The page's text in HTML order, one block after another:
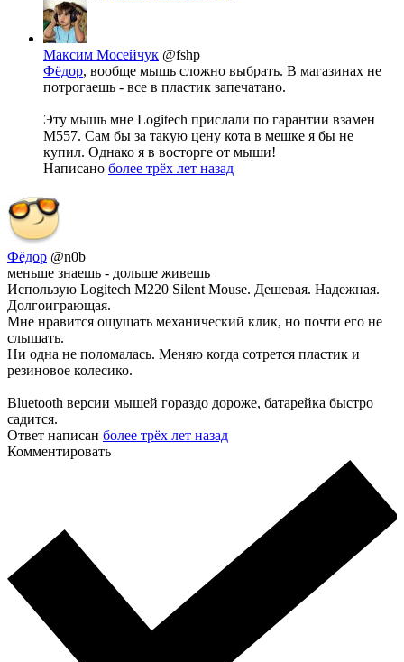
Максим Мосейчук @fshp
Фёдор, вообще мышь сложно выбрать. В магазинах не
потрогаешь - все в пластик запечатано.
Эту мышь мне Logitech прислали по гарантии взамен
M557. Сам бы за такую цену кота в мешке я бы не
купил. Однако я в восторге от мыши!
Написано более трёх лет назад
Фёдор @n0b
меньше знаешь - дольше живешь
Использую Logitech M220 Silent Mouse. Дешевая. Надежная.
Долгоиграющая.
Мне нравится ощущать механический клик, но почти его не
слышать.
Ни одна не поломалась. Меняю когда сотрется пластик и
резиновое колесико.
Bluetooth версии мышей гораздо дороже, батарейка быстро
садится.
Ответ написан более трёх лет назад
Комментировать